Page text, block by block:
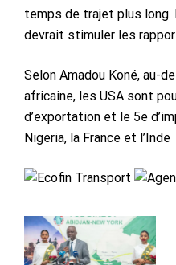
temps de trajet plus long.
devrait stimuler les
Selon Amadou Koné, au-
africaine, les USA sont
d’exportation et le 5e
Nigeria, la France et l’Inde